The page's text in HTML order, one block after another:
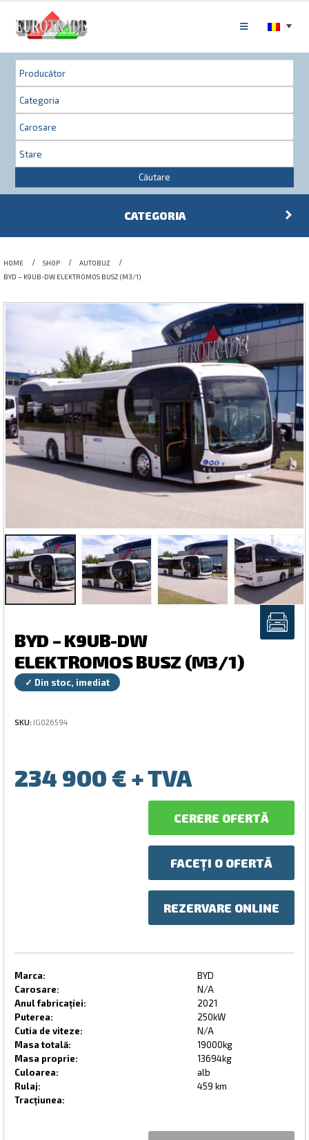
Căutare
CATEGORIA
HOME SHOP
AUTOBUZ
BYD – K9UB-DW ELEKTROMOS BUSZ (M3/1)
BYD – K9UB-DW
ELEKTROMOS BUSZ (M3/1)
✓ Din stoc, imediat
SKU: IG026594
234 900 €
CERERE OFERTĂ
FACEȚI O OFERTĂ
REZERVARE ONLINE
Marca:
BYD
Carosare:
N/A
Anul fabricației:
2021
Puterea:
250kW
Cutia de viteze:
N/A
Masa totală:
19000kg
Masa proprie:
13694kg
Culoarea:
alb
Rulaj:
459 km
Tracțiunea: